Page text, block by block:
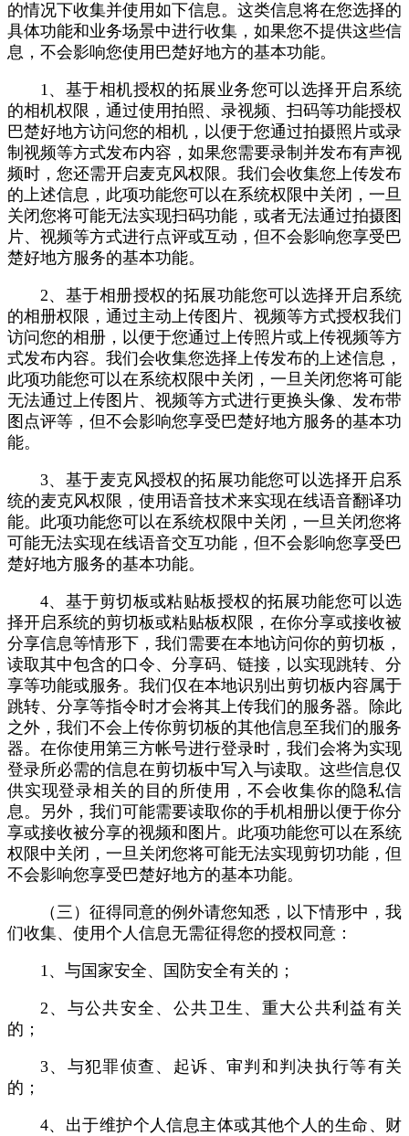
的情况下收集并使用如下信息。这类信息将在您选择的
具体功能和业务场景中进行收集，如果您不提供这些信
息，不会影响您使用巴楚好地方的基本功能。
1、基于相机授权的拓展业务您可以选择开启系统
的相机权限，通过使用拍照、录视频、扫码等功能授权
巴楚好地方访问您的相机，以便于您通过拍摄照片或录
制视频等方式发布内容，如果您需要录制并发布有声视
频时，您还需开启麦克风权限。我们会收集您上传发布
的上述信息，此项功能您可以在系统权限中关闭，一旦
关闭您将可能无法实现扫码功能，或者无法通过拍摄图
片、视频等方式进行点评或互动，但不会影响您享受巴
楚好地方服务的基本功能。
2、基于相册授权的拓展功能您可以选择开启系统
的相册权限，通过主动上传图片、视频等方式授权我们
访问您的相册，以便于您通过上传照片或上传视频等方
式发布内容。我们会收集您选择上传发布的上述信息，
此项功能您可以在系统权限中关闭，一旦关闭您将可能
无法通过上传图片、视频等方式进行更换头像、发布带
图点评等，但不会影响您享受巴楚好地方服务的基本功
能。
3、基于麦克风授权的拓展功能您可以选择开启系
统的麦克风权限，使用语音技术来实现在线语音翻译功
能。此项功能您可以在系统权限中关闭，一旦关闭您将
可能无法实现在线语音交互功能，但不会影响您享受巴
楚好地方服务的基本功能。
4、基于剪切板或粘贴板授权的拓展功能您可以选
择开启系统的剪切板或粘贴板权限，在你分享或接收被
分享信息等情形下，我们需要在本地访问你的剪切板，
读取其中包含的口令、分享码、链接，以实现跳转、分
享等功能或服务。我们仅在本地识别出剪切板内容属于
跳转、分享等指令时才会将其上传我们的服务器。除此
之外，我们不会上传你剪切板的其他信息至我们的服务
器。在你使用第三方帐号进行登录时，我们会将为实现
登录所必需的信息在剪切板中写入与读取。这些信息仅
供实现登录相关的目的所使用，不会收集你的隐私信
息。另外，我们可能需要读取你的手机相册以便于你分
享或接收被分享的视频和图片。此项功能您可以在系统
权限中关闭，一旦关闭您将可能无法实现剪切功能，但
不会影响您享受巴楚好地方的基本功能。
（三）征得同意的例外请您知悉，以下情形中，我
们收集、使用个人信息无需征得您的授权同意：
1、与国家安全、国防安全有关的；
2、与公共安全、公共卫生、重大公共利益有关
的；
3、与犯罪侦查、起诉、审判和判决执行等有关
的；
4、出于维护个人信息主体或其他个人的生命、财